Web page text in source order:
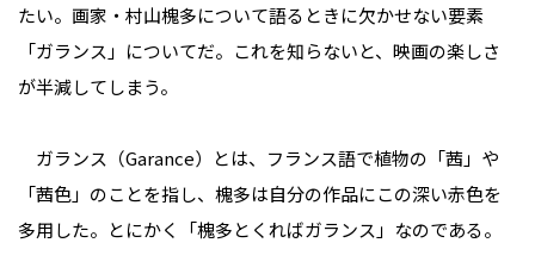
たい。画家・村山槐多について語るときに欠かせない要素
「ガランス」についてだ。これを知らないと、映画の楽しさ
が半減してしまう。
ガランス（Garance）とは、フランス語で植物の「茜」や
「茜色」のことを指し、槐多は自分の作品にこの深い赤色を
多用した。とにかく「槐多とくればガランス」なのである。